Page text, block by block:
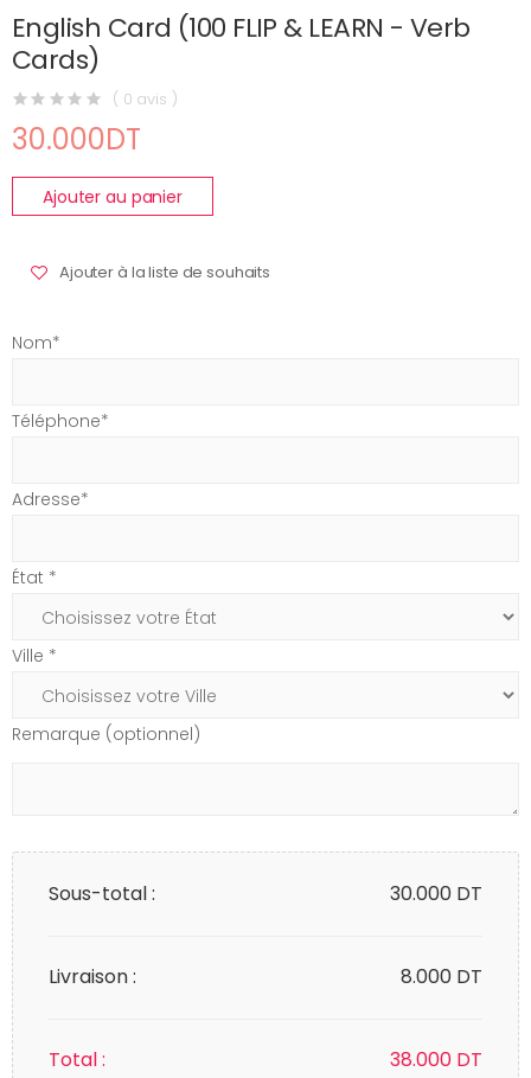
English Card (100 FLIP & LEARN - Verb
Cards)
( 0 avis )
30.000DT
Ajouter au panier
Ajouter à la liste de souhaits
Nom*
Téléphone*
Adresse*
État *
Ville *
Remarque (optionnel)
Sous-total : 30.000 DT
Livraison : 8.000 DT
Total : 38.000 DT